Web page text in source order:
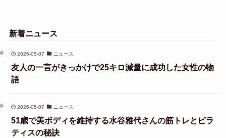
新着ニュース
2026-05-07 ニュース
友人の一言がきっかけで25キロ減量に成功した女性の物
語
2026-05-07 ニュース
51歳で美ボディを維持する水谷雅代さんの筋トレとピラ
ティスの秘訣